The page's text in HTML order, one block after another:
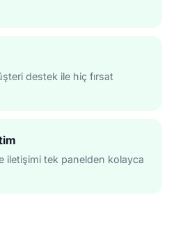
destek ile hiç fırsat
iletişimi tek panelden kolayca